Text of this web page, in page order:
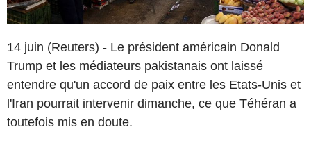
14 juin (Reuters) - Le président américain Donald
Trump et les médiateurs pakistanais ont laissé
entendre qu'un accord de paix entre les Etats-Unis et
l'Iran pourrait intervenir dimanche, ce que Téhéran a
toutefois mis en doute.